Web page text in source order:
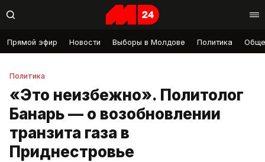
Прямой эфир Новости Выборы в Молдове Политика
Политика
«Это неизбежно». Политолог
Банарь — о возобновлении
транзита газа в
Приднестровье